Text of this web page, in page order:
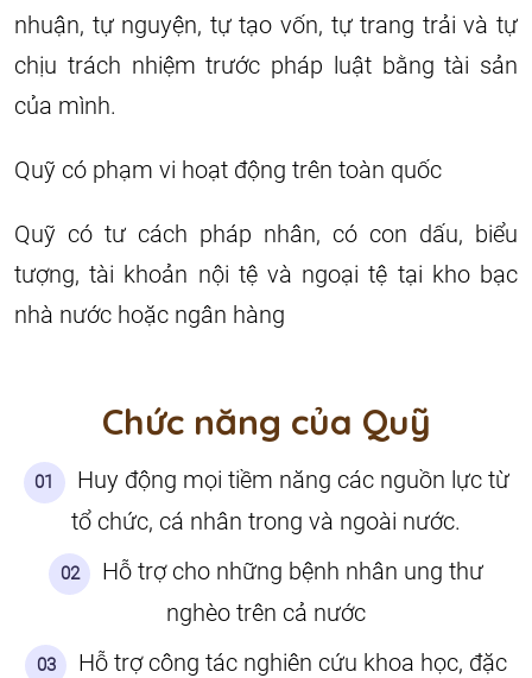
nhuận, tự nguyện, tự tạo vốn, tự trang trải và tự
chịu trách nhiệm trước pháp luật bằng tài sản
của mình.
Quỹ có phạm vi hoạt động trên toàn quốc
Quỹ có tư cách pháp nhân, có con dấu, biểu
tượng, tài khoản nội tệ và ngoại tệ tại kho bạc
nhà nước hoặc ngân hàng
Chức năng của Quỹ
01
Huy động mọi tiềm năng các nguồn lực từ
tổ chức, cá nhân trong và ngoài nước.
02
Hỗ trợ cho những bệnh nhân ung thư
nghèo trên cả nước
03
Hỗ trợ công tác nghiên cứu khoa học, đặc